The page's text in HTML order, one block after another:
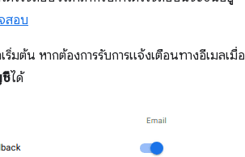
สอบ
มต้น หากต้องการรับการแจ้งเตือนทางอีเมลเมื่อ
ได้